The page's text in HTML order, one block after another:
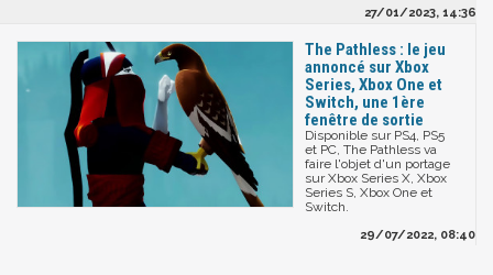
27/01/2023, 14:36
The Pathless : le jeu
annoncé sur Xbox
Series, Xbox One et
Switch, une 1ère
fenêtre de sortie
Disponible sur PS4, PS5
et PC, The Pathless va
faire l'objet d'un portage
sur Xbox Series X, Xbox
Series S, Xbox One et
Switch.
29/07/2022, 08:40